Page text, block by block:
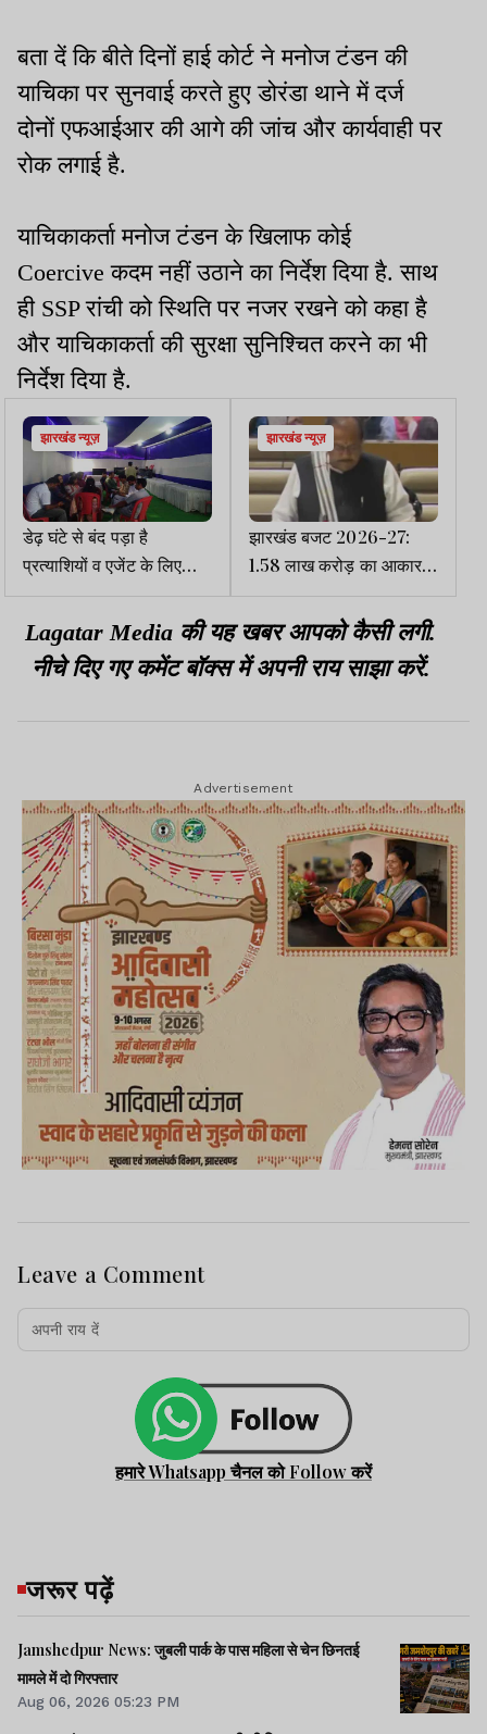
बता दें कि बीते दिनों हाई कोर्ट ने मनोज टंडन की
याचिका पर सुनवाई करते हुए डोरंडा थाने में दर्ज
दोनों एफआईआर की आगे की जांच और कार्यवाही पर
रोक लगाई है.
याचिकाकर्ता मनोज टंडन के खिलाफ कोई
Coercive कदम नहीं उठाने का निर्देश दिया है. साथ
ही SSP रांची को स्थिति पर नजर रखने को कहा है
और याचिकाकर्ता की सुरक्षा सुनिश्चित करने का भी
निर्देश दिया है.
झारखंड न्यूज़
डेढ़ घंटे से बंद पड़ा है
प्रत्याशियों व एजेंट के लिए
CCTV लाइव कक्ष का LCD
झारखंड न्यूज़
झारखंड बजट 2026-27:
1.58 लाख करोड़ का आकार,
शिक्षा-स्वास्थ्य-पर्यटन पर बड़ा
फोकस
Lagatar Media की यह खबर आपको कैसी लगी.
नीचे दिए गए कमेंट बॉक्स में अपनी राय साझा करें.
Advertisement
Leave a Comment
हमारे Whatsapp चैनल को Follow करें
जरूर पढ़ें
Jamshedpur News: जुबली पार्क के पास महिला से चेन छिनतई
मामले में दो गिरफ्तार
Aug 06, 2026 05:23 PM